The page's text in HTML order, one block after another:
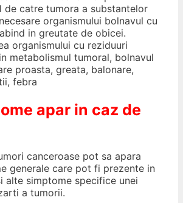
de catre tumora a substantelor
organismului bolnavul cu
in greutate de obicei.
organismului cu reziduuri
metabolismul tumoral, bolnavul
proasta, greata, balonare,
febra
apar in caz de
canceroase pot sa apara
generale care pot fi prezente in
alte simptome specifice unei
a tumorii.